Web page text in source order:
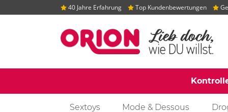
40 Jahre Erfahrung Top Kundenbewertungen
Sextoys Mode & Dessous